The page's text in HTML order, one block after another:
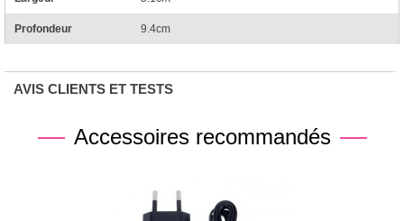
Profondeur 9.4cm
AVIS CLIENTS ET TESTS
Accessoires recommandés